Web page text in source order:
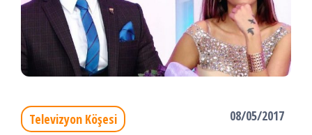
Televizyon Köşesi 08/05/2017